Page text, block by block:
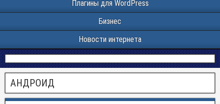
Плагины для WordPress
Бизнес
Новости интернета
АНДРОИД